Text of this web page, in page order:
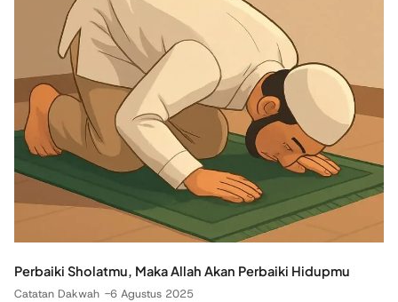
Perbaiki Sholatmu, Maka Allah Akan Perbaiki Hidupmu
Catatan Dakwah 6 Agustus 2025